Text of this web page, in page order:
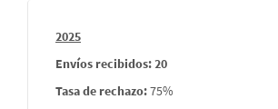
Informes
envios
2025
Envíos recibidos: 20
Tasa de rechazo:75%